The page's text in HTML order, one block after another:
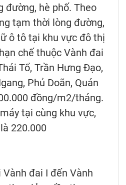
đường, hè phố. Theo
tạm thời lòng đường,
ô tô tại khu vực đô thị
chế thuộc Vành đai
Tổ, Trần Hưng Đạo,
Phủ Doãn, Quán
đồng/m2/tháng.
tại cùng khu vực,
220.000
đai I đến Vành